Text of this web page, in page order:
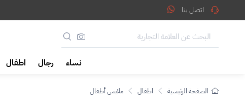
اتصل بنا
نساء رجال اطفال
الصفحة الرئيسية اطفال ملابس أطفال